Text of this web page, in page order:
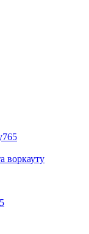
765
воркауту
5